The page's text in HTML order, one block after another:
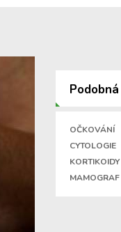
Podobná
OČKOVÁNÍ
CYTOLOGIE
KORTIKOIDY
MAMOGRAF